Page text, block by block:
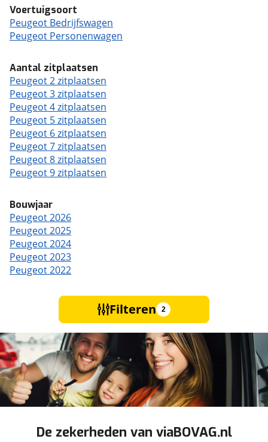
Voertuigsoort
Peugeot Bedrijfswagen
Peugeot Personenwagen
Aantal zitplaatsen
Peugeot 2 zitplaatsen
Peugeot 3 zitplaatsen
Peugeot 4 zitplaatsen
Peugeot 5 zitplaatsen
Peugeot 6 zitplaatsen
Peugeot 7 zitplaatsen
Peugeot 8 zitplaatsen
Peugeot 9 zitplaatsen
Bouwjaar
Peugeot 2026
Peugeot 2025
Peugeot 2024
Peugeot 2023
Peugeot 2022
Filteren 2
De zekerheden van viaBOVAG.nl